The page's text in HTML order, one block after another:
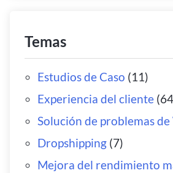
Temas
Estudios de Caso (11)
Experiencia del cliente
Solución de problemas
Dropshipping(7)
Mejora del rendimiento